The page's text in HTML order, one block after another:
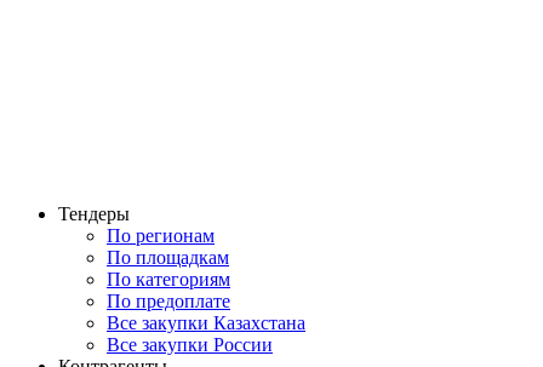
Тендеры
По регионам
По площадкам
По категориям
По предоплате
Все закупки Казахстана
Все закупки России